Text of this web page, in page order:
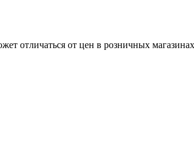
отличаться от цен в розничных магазинах